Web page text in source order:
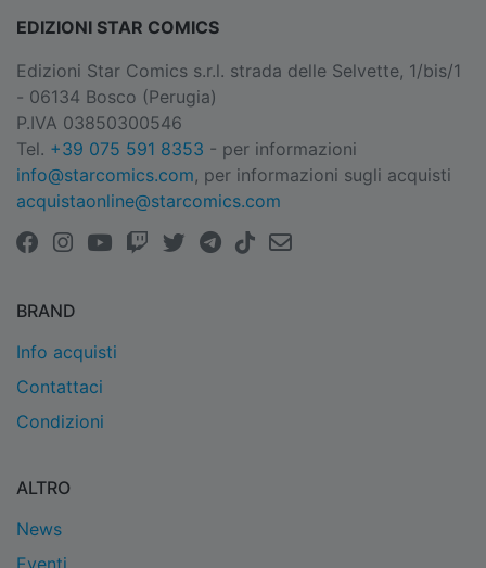
EDIZIONI STAR COMICS
Edizioni Star Comics s.r.l. strada delle Selvette, 1/bis/1
- 06134 Bosco (Perugia)
P.IVA 03850300546
Tel. +39 075 591 8353 - per informazioni
info@starcomics.com, per informazioni sugli acquisti
acquistaonline@starcomics.com
BRAND
Info acquisti
Contattaci
Condizioni
ALTRO
News
Eventi